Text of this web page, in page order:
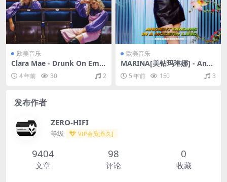
欧美音乐
Clara Mae - Drunk On Emo
tions（2020/FLAC/分轨/161
M）4 年前 30 2
欧美音乐
MARINA[美钻玛琳娜] - Anci
ent Dreams In A Modern L
and (Deluxe Edition)（202
5 年前 150 3
发布作者
ZERO-HIFI
等级 VIP会员[永久]
9404
文章
98
评论
0
收藏